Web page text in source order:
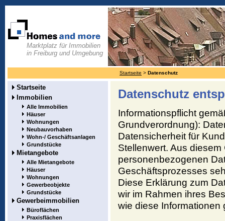
Marktplatz für Immobilien
in Freiburg und Umgebung
Startseite > Datenschutz
Startseite
Immobilien
Alle Immobilien
Häuser
Wohnungen
Neubauvorhaben
Wohn-/ Geschäftsanlagen
Grundstücke
Mietangebote
Alle Mietangebote
Häuser
Wohnungen
Gewerbeobjekte
Grundstücke
Gewerbeimmobilien
Büroflächen
Praxisflächen
Datenschutz
Informationspflicht
Grundverordnung):
Datensicherheit für
Stellenwert. Aus
personenbezogenen
Geschäftsprozesses
Diese Erklärung zum
wir im Rahmen ihres
wie diese Informationen